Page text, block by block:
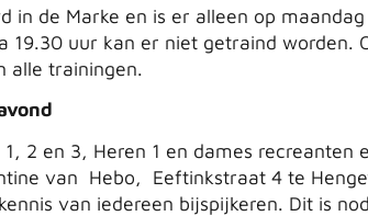
in de Marke en is er alleen op
19.30 uur kan er niet getraind worden.
alle trainingen.
2 en 3, Heren 1 en dames recreanten
van Hebo, Eeftinkstraat 4 te
van iedereen bijspijkeren. Dit is